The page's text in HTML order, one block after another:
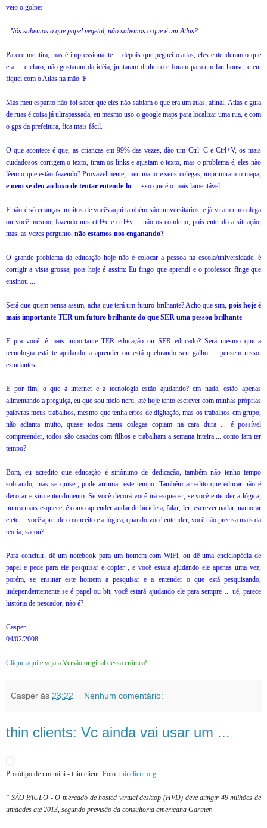
veio o golpe:
- Nós sabemos o que papel vegetal, não sabemos o que é um Atlas?
Parece mentira, mas é impressionante ... depois que peguei o atlas, eles entenderam o que
era ... e claro, não gostaram da idéia, juntaram dinheiro e foram para um lan house, e eu,
fiquei com o Atlas na mão :P
Mas meu espanto não foi saber que eles não sabiam o que era um atlas, afinal, Atlas e guia
de ruas é coisa já ultrapassada, eu mesmo uso o google maps para localizar uma rua, e com
o gps da prefeitura, fica mais fácil.
O que acontece é que, as crianças em 99% das vezes, dão um Ctrl+C e Ctrl+V, os mais
cuidadosos corrigem o texto, tiram os links e ajustam o texto, mas o problema é, eles não
lêem o que estão fazendo? Provavelmente, meu mano e seus colegas, imprimiram o mapa,
e nem se deu ao luxo de tentar entende-lo ... isso que é o mais lamentável.
E não é só crianças, muitos de vocês aqui também são universitários, e já viram um colega
ou você mesmo, fazendo uns ctrl+c e ctrl+v ... não os condeno, pois entendo a situação,
mas, as vezes pergunto, não estamos nos enganando?
O grande problema da educação hoje não é colocar a pessoa na escola/universidade, é
corrigir a vista grossa, pois hoje é assim: Eu fingo que aprendi e o professor finge que
ensinou ...
Será que quem pensa assim, acha que terá um futuro brilhante? Acho que sim, pois hoje é
mais importante TER um futuro brilhante do que SER uma pessoa brilhante
E pra você: é mais importante TER educação ou SER educado? Será mesmo que a
tecnologia está te ajudando a aprender ou está quebrando seu galho ... pensem nisso,
estudantes
E por fim, o que a internet e a tecnologia estão ajudando? em nada, estão apenas
alimentando a preguiça, eu que sou meio nerd, até hoje tento escrever com minhas próprias
palavras meus trabalhos, mesmo que tenha erros de digitação, mas os trabalhos em grupo,
não adianta muito, quase todos meus colegas copiam na cara dura ... é possível
compreender, todos são casados com filhos e trabalham a semana inteira ... como iam ter
tempo?
Bom, eu acredito que educação é sinônimo de dedicação, também não tenho tempo
sobrando, mas se quiser, pode arrumar este tempo. Também acredito que educar não é
decorar e sim entendimento. Se você decorá você irá esquecer, se você entender a lógica,
nunca mais esquece, é como aprender andar de bicicleta, falar, ler, escrever,nadar, namorar
e etc ... você aprende o conceito e a lógica, quando você entender, você não precisa mais da
teoria, sacou?
Para concluir, dê um notebook para um homem com WiFi, ou dê uma enciclopédia de
papel e pede para ele pesquisar e copiar , e você estará ajudando ele apenas uma vez,
porém, se ensinar este homem a pesquisar e a entender o que está pesquisando,
independentemente se é papel ou bit, você estará ajudando ele para sempre ... ué, parece
história de pescador, não é?
Casper
04/02/2008
Clique aqui e veja a Versão original dessa crônica!
Casper às 23:22 Nenhum comentário:
thin clients: Vc ainda vai usar um ...
Protótipo de um mini - thin client. Foto: thinclient.org
" SÃO PAULO - O mercado de hosted virtual desktop (HVD) deve atingir 49 milhões de
unidades até 2013, segundo previsão da consultoria americana Gartner.